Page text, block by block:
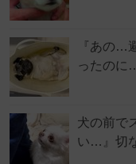
『あの…
ったの
犬の前で
い…』切